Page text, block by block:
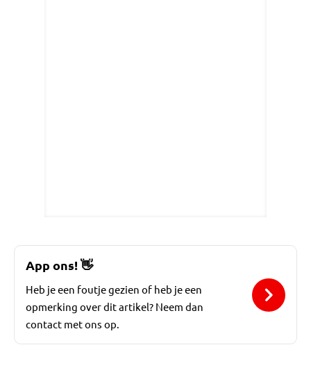
App ons!👋
Heb je een foutje gezien of heb je een
opmerking over dit artikel? Neem dan
contact met ons op.